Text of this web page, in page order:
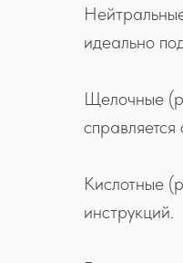
идеально
Щелочные
Кислотные
инструкций.